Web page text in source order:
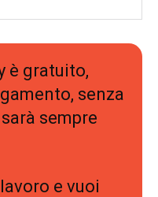
è gratuito,
senza
sempre
e vuoi